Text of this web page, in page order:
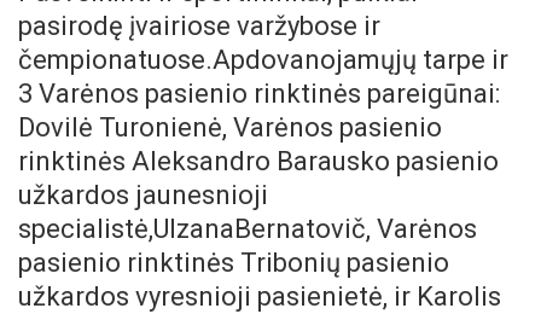
pasirodę įvairiose varžybose ir
čempionatuose.Apdovanojamųjų tarpe ir
3 Varėnos pasienio rinktinės pareigūnai:
Dovilė Turonienė, Varėnos pasienio
rinktinės Aleksandro Barausko pasienio
užkardos jaunesnioji
specialistė,UlzanaBernatovič, Varėnos
pasienio rinktinės Tribonių pasienio
užkardos vyresnioji pasienietė, ir Karolis